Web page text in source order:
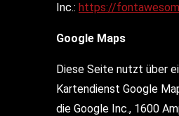
Inc.: https://
Google Maps
Diese Seite nutzt über
Kartendienst Google
die Google Inc., 1600